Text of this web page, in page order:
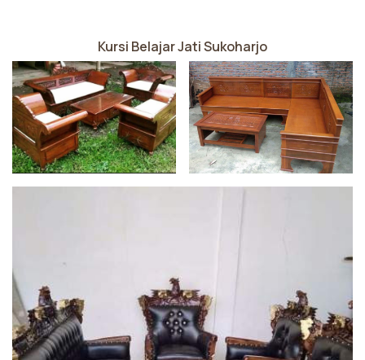
Kursi Belajar Jati Sukoharjo